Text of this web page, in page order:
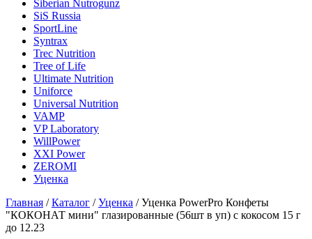
Siberian Nutrogunz
SiS Russia
SportLine
Syntrax
Trec Nutrition
Tree of Life
Ultimate Nutrition
Uniforce
Universal Nutrition
VAMP
VP Laboratory
WillPower
XXI Power
ZEROMI
Уценка
Главная /Каталог /Уценка /Уценка PowerPro Конфеты
"КОКОНАТ мини" глазированные (56шт в уп) с кокосом 15 г
до 12.23